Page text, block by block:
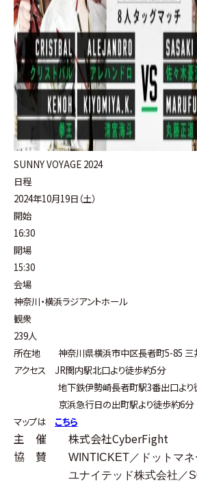
SUNNY VOYAGE 2024
日程
2024年10月19日（土）
開始
16:30
開場
15:30
会場
神奈川・横浜ラジアントホール
観衆
239人
所在地 神奈川県横浜市中区長者町5-85 三
アクセス JR関内駅北口より徒歩約5分
地下鉄伊勢崎長者町駅3番出口より
京浜急行日の出町駅より徒歩約6分
マップは こちら
主 催 株式会社CyberFight
協 賛WINTICKET ／ドットマ
ユナイテッド株式会社／